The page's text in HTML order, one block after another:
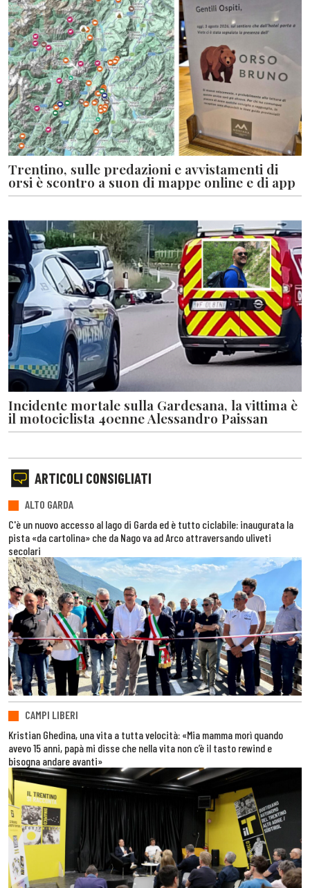
Trentino, sulle predazioni e avvistamenti di
orsi è scontro a suon di mappe online e di app
Incidente mortale sulla Gardesana, la vittima è
il motociclista 40enne Alessandro Paissan
ARTICOLI CONSIGLIATI
ALTO GARDA
C'è un nuovo accesso al lago di Garda ed è tutto ciclabile: inaugurata la
pista «da cartolina» che da Nago va ad Arco attraversando uliveti
secolari
CAMPI LIBERI
Kristian Ghedina, una vita a tutta velocità: «Mia mamma morì quando
avevo 15 anni, papà mi disse che nella vita non c’è il tasto rewind e
bisogna andare avanti»